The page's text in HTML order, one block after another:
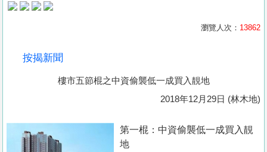
產
瀏覽人次： 13862
按揭新聞
樓市五節棍之中資偷襲低一成買入靚地
2018年12月29日 (林木地)
第一棍：中資偷襲低一成買入靚
地